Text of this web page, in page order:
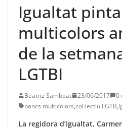
Igualtat
multicolors
de la
LGTBI
Beatriz Sambeat 23/06/2017
0
bancs multicolors,col·lectiu LGTB,
La regidora d’Igualtat,